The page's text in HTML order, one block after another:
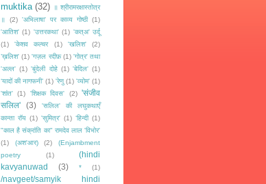
muktika (32)
॥ श्रीरामरक्षास्तोत्र
॥
(2) 'अभिलाषा' पर काव्य गोष्ठी (1)
'आतिश' (1) 'उत्तरकथा' (1) 'कत्अ' उर्दू
(1)
'केशव कल्चर (1) 'खलिश'
(2)
’ख़लिश' (1) 'गज़ल रदीफ़ (1) 'गोत्र' तथा
'अल्ल' (1) 'बुंदेली दोहे (1) 'बेदिल' (1)
‘यादों की नागफनी’ (1) 'रेणु (1) 'व्योम' (1)
'शांत' (1) 'शिक्षक दिवस' (2) 'संजीव
सलिल'
(3)
'सलिल' की लघुकथाएँ
कान्ता रॉय (1) 'सुमित्र' (1) ‘हिन्दी (1)
"काल है संक्रांति का" रामदेव लाल 'विभोर'
(1)
(अश'आर) (2)
(Enjambment
poetry
(1)
(hindi
kavyanuwad
(3) * (1)
/navgeet/samyik hindi